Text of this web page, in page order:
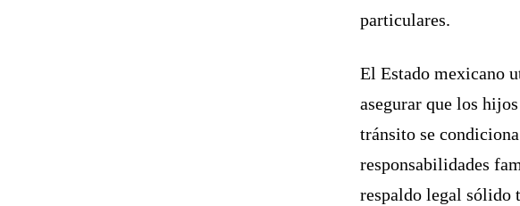
particulares.
El Estado mexicano
asegurar que los
tránsito se
responsabilidades
respaldo legal sólido